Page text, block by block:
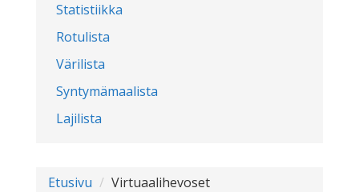
Statistiikka
Rotulista
Värilista
Syntymämaalista
Lajilista
Etusivu Virtuaalihevoset